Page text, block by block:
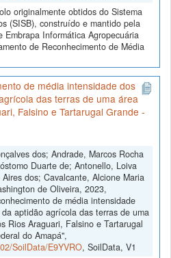
originalmente obtidos do Sistema
(SISB), construído e mantido pela
Embrapa Informática Agropecuária
de Reconhecimento de Média
de média intensidade dos
das terras de uma área
Falsino e Tartarugal Grande -
dos; Andrade, Marcos Rocha
Duarte de; Antonello, Loiva
dos; Cavalcante, Alcione Maria
de Oliveira, 2023,
de média intensidade
aptidão agrícola das terras de uma
Rios Araguari, Falsino e Tartarugal
do Amapá",
SoilData/E9YVRO, SoilData, V1